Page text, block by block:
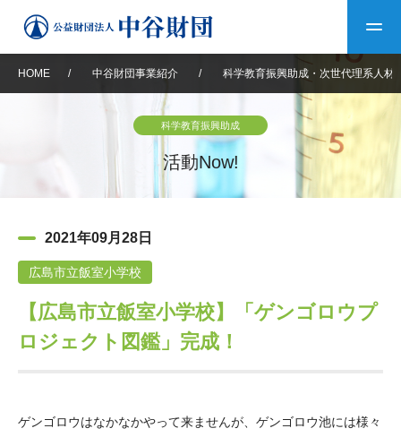
中谷財団について
設立趣意書
沿革 40年史デジタルブック
中谷財団40年史
役員・評議員 公開情報
中谷財団事業紹介
神戸賞 長期大型研究助成
大学院生奨学金
国際学生交流プログラ
中谷財団動画紹介
その他情報
HOME / 中谷財団事業紹介 / 科学教育振興助成・次世代理系人材
科学教育振興助成
活動Now!
2021年09月28日
広島市立飯室小学校
【広島市立飯室小学校】「ゲンゴロウプ
ロジェクト図鑑」完成！
ゲンゴロウはなかなかやって来ませんが、ゲンゴロウ池には様々